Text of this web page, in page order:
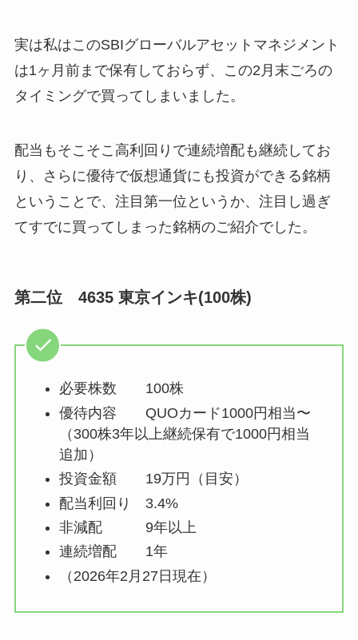
実は私はこのSBIグローバルアセットマネジメント
は1ヶ月前まで保有しておらず、この2月末ごろの
タイミングで買ってしまいました。
配当もそこそこ高利回りで連続増配も継続してお
り、さらに優待で仮想通貨にも投資ができる銘柄
ということで、注目第一位というか、注目し過ぎ
てすでに買ってしまった銘柄のご紹介でした。
第二位 4635 東京インキ(100株)
必要株数 100株
優待内容 QUOカード1000円相当〜
（300株3年以上継続保有で1000円相当
追加）
投資金額 19万円（目安）
配当利回り 3.4%
非減配 9年以上
連続増配 1年
（2026年2月27日現在）